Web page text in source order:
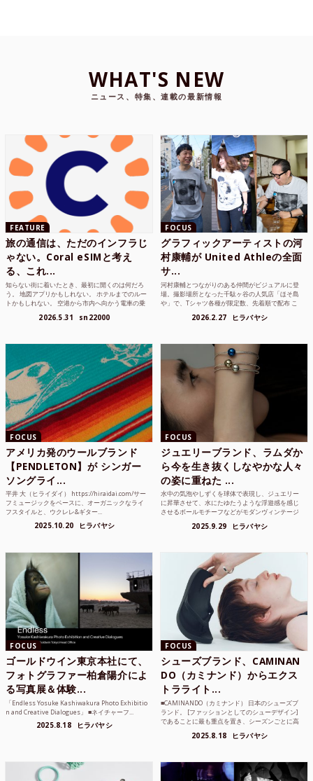
WHAT'S NEW
ニュース、特集、連載の最新情報
FEATURE
旅の通信は、ただのインフラじ
ゃない。Coral eSIMと考え
る、これ...
知らない街に着いたとき、最初に開くのは何だろ
う。 地図アプリかもしれない。 ホテルまでのルー
トかもしれない。 空港から市内へ向かう電車の乗
2026.5.31 sn22000
FOCUS
グラフィックアーティストの河
村康輔が United Athleの全面
サ...
河村康輔とつながりのある仲間がビジュアルに登
場。撮影場所となった千駄ヶ谷の人気店「ほそ島
や」で、Tシャツ各種が限定数、先着順で配布 こ
2026.2.27 ヒラバヤシ
FOCUS
アメリカ発のウールブランド
【PENDLETON】が シンガー
ソングライ...
平井 大（ヒライダイ） https://hiraidai.com/サー
フミュージックをベースに、オーガニックなライ
フスタイルと、ウクレレ&ギター...
2025.10.20 ヒラバヤシ
FOCUS
ジュエリーブランド、ラムダか
ら今を生き抜くしなやかな人々
の姿に重ねた ...
水中の気泡やしずくを球体で表現し、ジュエリー
に昇華させて、水にたゆたうような浮遊感を感じ
させるボールモチーフなどがモダンヴィンテージ
2025.9.29 ヒラバヤシ
FOCUS
ゴールドウイン東京本社にて、
フォトグラファー柏倉陽介によ
る写真展＆体験...
「Endless Yosuke Kashiwakura Photo Exhibitio
n and Creative Dialogues」 ■ネイチャーフ...
2025.8.18 ヒラバヤシ
FOCUS
シューズブランド、CAMINAN
DO（カミナンド）からエクス
トラライト...
■CAMINANDO（カミナンド） 日本のシューズブ
ランド。 [ファッションとしてのシューデザイン]
であることに最も重点を置き、シーズンごとに高
2025.8.18 ヒラバヤシ